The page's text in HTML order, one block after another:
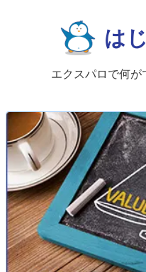
は
エクスパロで何が